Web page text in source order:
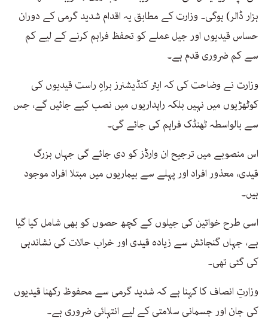
ہزار ڈالر) ہوگی۔ وزارت کے مطابق یہ اقدام شدید گرمی کے دوران
حساس قیدیوں اور جیل عملے کو تحفظ فراہم کرنے کے لیے کم
سے کم ضروری قدم ہے۔
وزارت نے وضاحت کی کہ ایئر کنڈیشنرز براہِ راست قیدیوں کی
کوٹھڑیوں میں نہیں بلکہ راہداریوں میں نصب کیے جائیں گے، جس
سے بالواسطہ ٹھنڈک فراہم کی جائے گی۔
اس منصوبے میں ترجیح ان وارڈز کو دی جائے گی جہاں بزرگ
قیدی، معذور افراد اور پہلے سے بیماریوں میں مبتلا افراد موجود
ہیں۔
اسی طرح خواتین کی جیلوں کے کچھ حصوں کو بھی شامل کیا گیا
ہے، جہاں گنجائش سے زیادہ قیدی اور خراب حالات کی نشاندہی
کی گئی تھی۔
وزارتِ انصاف کا کہنا ہے کہ شدید گرمی سے محفوظ رکھنا قیدیوں
کی جان اور جسمانی سلامتی کے لیے انتہائی ضروری ہے۔